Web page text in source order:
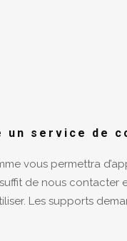
un service de
vous permettra
de nous
Les supports